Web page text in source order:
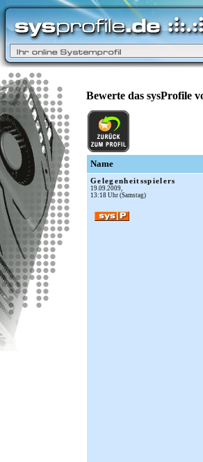
Bewerte das sysProfile
Name
Gelegenheitsspielers
19.09.2009,
13:18 Uhr (Samstag)